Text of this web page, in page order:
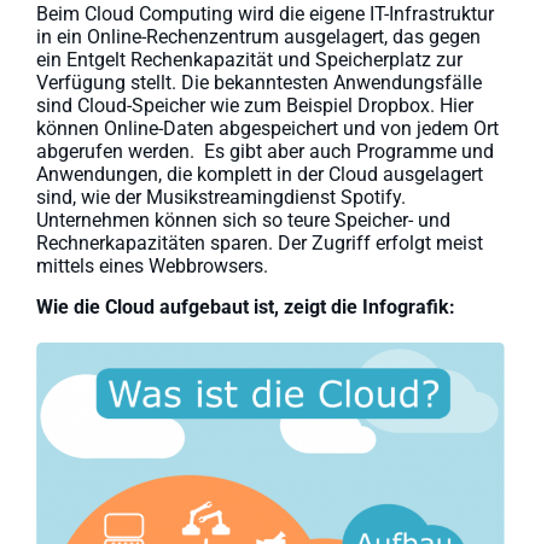
Beim Cloud Computing wird die eigene IT-Infrastruktur
in ein Online-Rechenzentrum ausgelagert, das gegen
ein Entgelt Rechenkapazität und Speicherplatz zur
Verfügung stellt. Die bekanntesten Anwendungsfälle
sind Cloud-Speicher wie zum Beispiel Dropbox. Hier
können Online-Daten abgespeichert und von jedem Ort
abgerufen werden. Es gibt aber auch Programme und
Anwendungen, die komplett in der Cloud ausgelagert
sind, wie der Musikstreamingdienst Spotify.
Unternehmen können sich so teure Speicher- und
Rechnerkapazitäten sparen. Der Zugriff erfolgt meist
mittels eines Webbrowsers.
Wie die Cloud aufgebaut ist, zeigt die Infografik: